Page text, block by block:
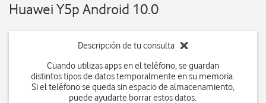
Huawei Y5p Android 10.0
Descripción de tu consulta
Cuando utilizas apps en el teléfono, se guardan
distintos tipos de datos temporalmente en su memoria.
Si el teléfono se queda sin espacio de almacenamiento,
puede ayudarte borrar estos datos.